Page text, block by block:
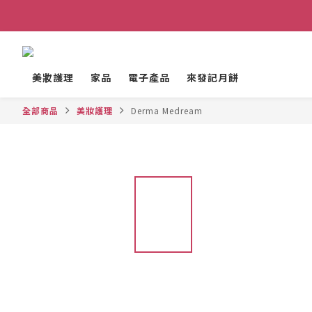
美妝護理 家品 電子產品 來發記月餅
全部商品 美妝護理 Derma Medream